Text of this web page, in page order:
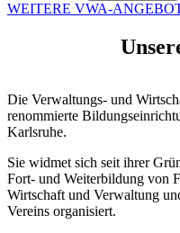
WEITERE VWA-
Die Verwaltungs- und
renommierte
Karlsruhe.
Sie widmet sich seit ihrer
Fort- und Weiterbildung von
Wirtschaft und Verwaltung
Vereins organisiert.